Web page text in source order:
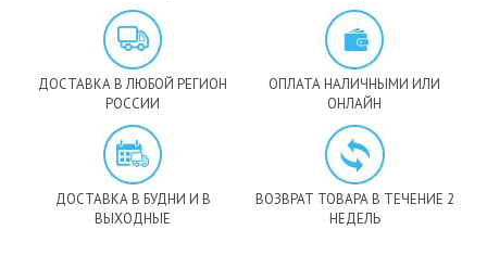
ДОСТАВКА В ЛЮБОЙ РЕГИОН
РОССИИ
ОПЛАТА НАЛИЧНЫМИ ИЛИ
ОНЛАЙН
ДОСТАВКА В БУДНИ И В
ВЫХОДНЫЕ
ВОЗВРАТ ТОВАРА В ТЕЧЕНИЕ 2
НЕДЕЛЬ